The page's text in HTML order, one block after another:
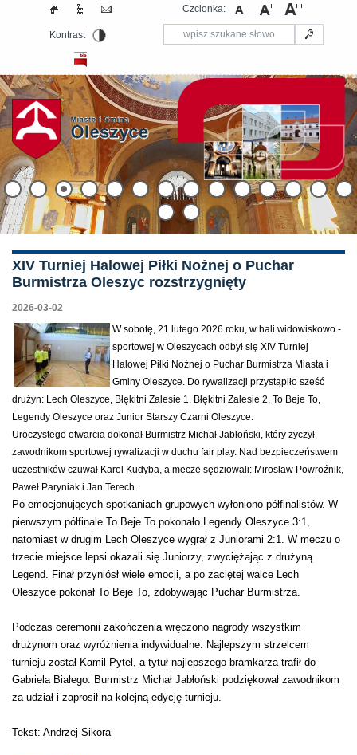
Czcionka:
Kontrast
XIV Turniej Halowej Piłki Nożnej o Puchar
Burmistrza Oleszyc rozstrzygnięty
2026-03-02
W sobotę, 21 lutego 2026 roku, w hali widowiskowo -
sportowej w Oleszycach odbył się XIV Turniej
Halowej Piłki Nożnej o Puchar Burmistrza Miasta i
Gminy Oleszyce. Do rywalizacji przystąpiło sześć
drużyn: Lech Oleszyce, Błękitni Zalesie 1, Błękitni Zalesie 2, To Beje To,
Legendy Oleszyce oraz Junior Starszy Czarni Oleszyce.
Uroczystego otwarcia dokonał Burmistrz Michał Jabłoński, który życzył
zawodnikom sportowej rywalizacji w duchu fair play. Nad bezpieczeństwem
uczestników czuwał Karol Kudyba, a mecze sędziowali: Mirosław Powroźnik,
Paweł Paryniak i Jan Terech.
Po emocjonujących spotkaniach grupowych wyłoniono półfinalistów. W
pierwszym półfinale To Beje To pokonało Legendy Oleszyce 3:1,
natomiast w drugim Lech Oleszyce wygrał z Juniorami 2:1. W meczu o
trzecie miejsce lepsi okazali się Juniorzy, zwyciężając z drużyną
Legend. Finał przyniósł wiele emocji, a po zaciętej walce Lech
Oleszyce pokonał To Beje To, zdobywając Puchar Burmistrza.
Podczas ceremonii zakończenia wręczono nagrody wszystkim
drużynom oraz wyróżnienia indywidualne. Najlepszym strzelcem
turnieju został Kamil Pytel, a tytuł najlepszego bramkarza trafił do
Gabriela Białego. Burmistrz Michał Jabłoński podziękował zawodnikom
za udział i zaprosił na kolejną edycję turnieju.
Tekst: Andrzej Sikora